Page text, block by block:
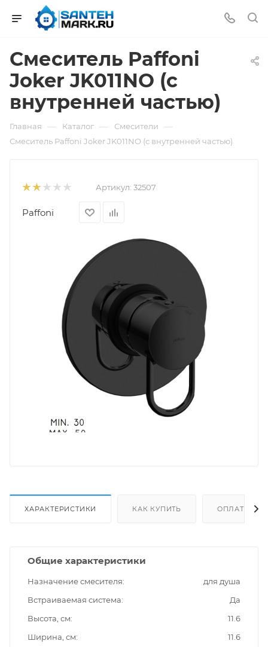
Смеситель Paffoni
Joker JK011NO (с
внутренней частью)
Главная — Каталог — Смесители —
Смеситель Paffoni Joker JK011NO (с внутренней частью)
Артикул: 32507
Paffoni
ХАРАКТЕРИСТИКИ КАК КУПИТЬ ОПЛАТА
Общие характеристики
Назначение смесителя
для душа
Встраиваемая система
Да
Высота, см
11.6
Ширина, см
11.6